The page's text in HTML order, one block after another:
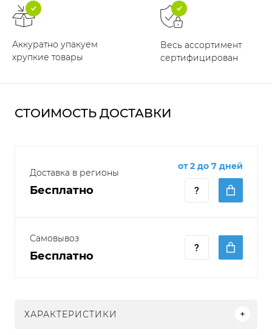
Аккуратно упакуем
хрупкие товары
Весь ассортимент
сертифицирован
СТОИМОСТЬ ДОСТАВКИ
Доставка в регионы
Бесплатно
от 2 до 7 дней
Самовывоз
Бесплатно
ХАРАКТЕРИСТИКИ